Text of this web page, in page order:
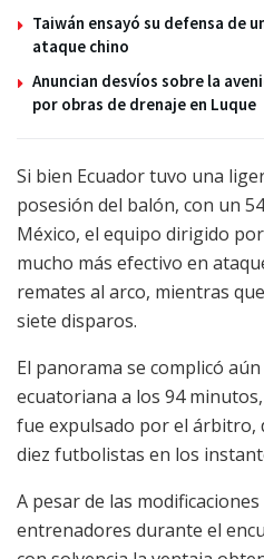
Taiwán ensayó su defensa de
ataque chino
Anuncian desvíos sobre la
por obras de drenaje en Luque
Si bien Ecuador tuvo una
posesión del balón, con un
México, el equipo dirigido
mucho más efectivo en
remates al arco, mientras
siete disparos.
El panorama se complicó
ecuatoriana a los 94
fue expulsado por el árbitro,
diez futbolistas en los
A pesar de las
entrenadores durante el